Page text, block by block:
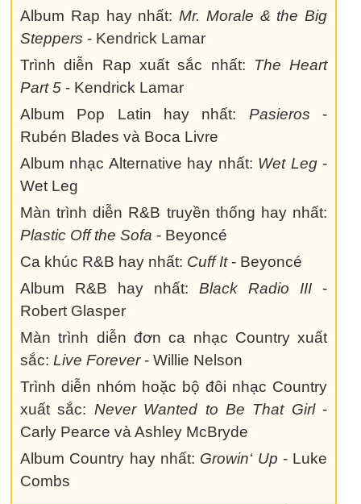
Album Rap hay nhất: Mr. Morale & the Big
Steppers - Kendrick Lamar
Trình diễn Rap xuất sắc nhất: The Heart
Part 5 - Kendrick Lamar
Album Pop Latin hay nhất: Pasieros -
Rubén Blades và Boca Livre
Album nhạc Alternative hay nhất: Wet Leg-
Wet Leg
Màn trình diễn R&B truyền thống hay nhất:
Plastic Off the Sofa - Beyoncé
Ca khúc R&B hay nhất: Cuff It- Beyoncé
Album R&B hay nhất:Black Radio III -
Robert Glasper
Màn trình diễn đơn ca nhạc Country xuất
sắc: Live Forever- Willie Nelson
Trình diễn nhóm hoặc bộ đôi nhạc Country
xuất sắc: Never Wanted to Be That Girl-
Carly Pearce và Ashley McBryde
Album Country hay nhất: Growin‘ Up - Luke
Combs